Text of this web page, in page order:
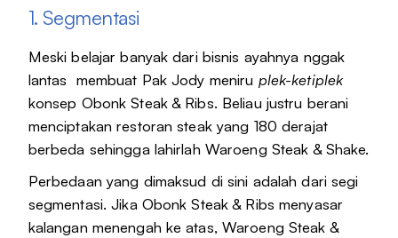
1. Segmentasi
Meski belajar banyak dari bisnis ayahnya nggak
lantas membuat Pak Jody meniru plek-ketiplek
konsep Obonk Steak & Ribs. Beliau justru berani
menciptakan restoran steak yang 180 derajat
berbeda sehingga lahirlah Waroeng Steak & Shake.
Perbedaan yang dimaksud di sini adalah dari segi
segmentasi. Jika Obonk Steak & Ribs menyasar
kalangan menengah ke atas, Waroeng Steak &